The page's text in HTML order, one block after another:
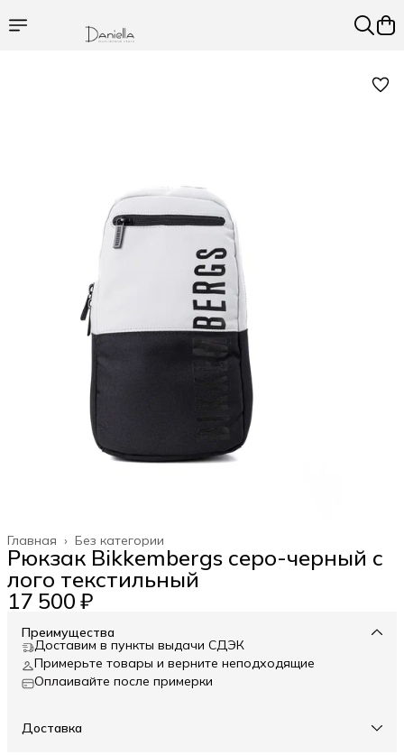
Без категории
Главная ›
Рюкзак Bikkembergs серо-черный с
лого текстильный
17 500 ₽
Преимущества
Доставим в пункты выдачи СДЭК
Примерьте товары и верните неподходящие
Оплаивайте после примерки
Доставка